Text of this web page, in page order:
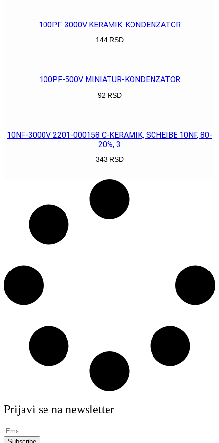
100PF-3000V KERAMIK-KONDENZATOR
144 RSD
100PF-500V MINIATUR-KONDENZATOR
92 RSD
10NF-3000V 2201-000158 C-KERAMIK, SCHEIBE 10NF, 80-
20%, 3
343 RSD
Prijavi se na newsletter
Subscribe